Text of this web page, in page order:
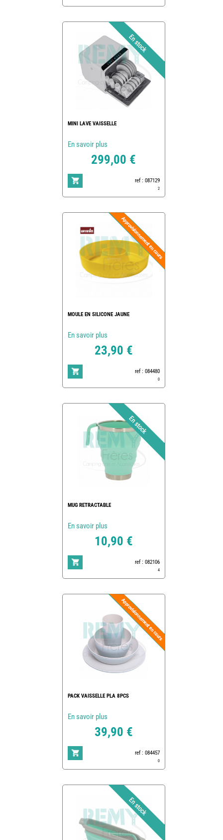
MINI LAVE VAISSELLE
En savoir plus
299,00 €
ref : 087129
2
MOULE EN SILICONE JAUNE
En savoir plus
23,90 €
ref : 084480
0
MUG RETRACTABLE
En savoir plus
10,90 €
ref : 082106
4
PACK VAISSELLE PLA 8PCS
En savoir plus
39,90 €
ref : 084457
0